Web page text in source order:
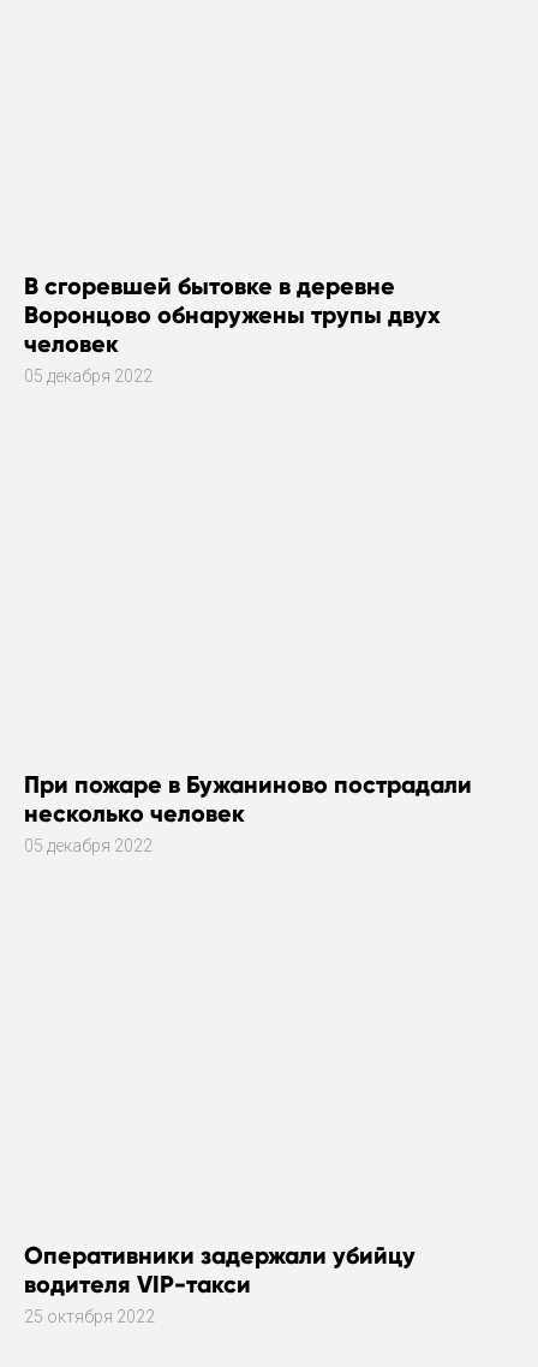
В сгоревшей бытовке в деревне
Воронцово обнаружены трупы двух
человек
05 декабря 2022
При пожаре в Бужаниново пострадали
несколько человек
05 декабря 2022
Оперативники задержали убийцу
водителя VIP-такси
25 октября 2022